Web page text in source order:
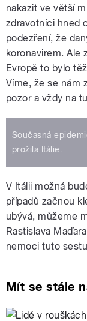
nakazit ve větší
zdravotníci hned
podezření, že
koronavirem. Ale
Evropě to bylo
Víme, že se nám
pozor a vždy na
Současná
prožila Itálie.
V Itálii možná
případů začnou
ubývá, můžeme
Rastislava
nemoci tuto
Mít se stále